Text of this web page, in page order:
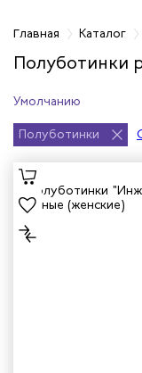
Главная Каталог
Полуботинки
Полуботинки